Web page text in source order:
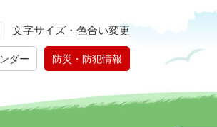
文字サイズ・色合い変更
ダー 防災・防犯情報